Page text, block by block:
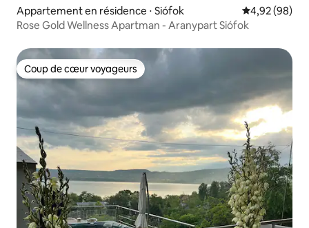
Appartement en résidence ⋅ Siófok Évaluation
4,92 (98)
Rose Gold Wellness Apartman - Aranypart Siófok
Coup de cœur voyageurs
Coup de cœur voyageurs